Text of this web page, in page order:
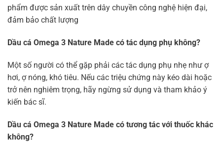
phẩm được sản xuất trên dây chuyền công nghệ hiện đại,
đảm bảo chất lượng
Dầu cá Omega 3 Nature Made có tác dụng phụ không?
Một số người có thể gặp phải các tác dụng phụ nhẹ như ợ
hơi, ợ nóng, khó tiêu. Nếu các triệu chứng này kéo dài hoặc
trở nên nghiêm trọng, hãy ngừng sử dụng và tham khảo ý
kiến bác sĩ.
Dầu cá Omega 3 Nature Made có tương tác với thuốc khác
không?